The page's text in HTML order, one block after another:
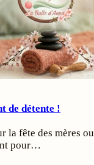
de détente !
la fête des mères
pour…